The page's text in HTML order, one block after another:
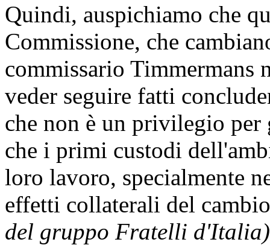
Quindi, auspichiamo che
Commissione, che
commissario Timmermans
veder seguire fatti
che non è un privilegio
che i primi custodi
loro lavoro, specialmente
effetti collaterali del
del gruppo Fratelli